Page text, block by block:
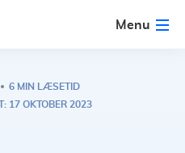
Menu
6 MIN LÆSETID
17 OKTOBER 2023